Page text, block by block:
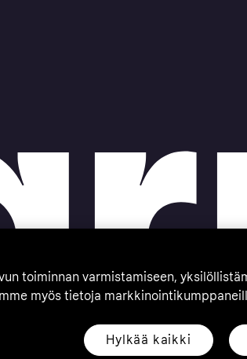
toiminnan varmistamiseen,
myös tietoja
Hylkää kaikki